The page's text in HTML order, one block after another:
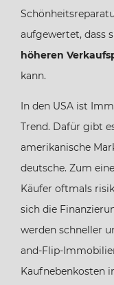
aufgewertet, dass
höheren
kann.
In den USA ist
Trend. Dafür gibt
amerikanische
deutsche. Zum
Käufer oftmals
sich die
werden schneller
and-Flip-
Kaufnebenkosten